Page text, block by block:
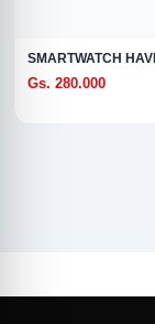
SMARTWATCH
Gs. 280.000